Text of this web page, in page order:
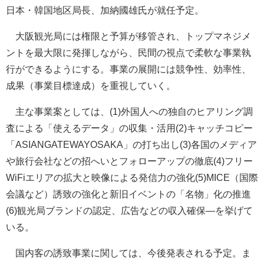
日本・韓国地区局長、加納國雄氏が就任予定。
大阪観光局には権限と予算が移管され、トップマネジメ
ントを最大限に発揮しながら、民間の視点で柔軟な事業執
行ができるようにする。事業の展開には競争性、効率性、
成果（事業目標達成）を重視していく。
主な事業案としては、(1)外国人への独自のヒアリング調
査による「使えるデータ」の収集・活用(2)キャッチコピー
「ASIANGATEWAYOSAKA」の打ち出し(3)各国のメディア
や旅行会社などの招へいとフォローアップの徹底(4)フリー
WiFiエリアの拡大と映像による発信力の強化(5)MICE（国際
会議など）誘致の強化と新旧イベントの「名物」化の推進
(6)観光局ブランドの認定、広告などの収入確保—を挙げて
いる。
国内客の誘致事業に関しては、今後発表される予定。ま